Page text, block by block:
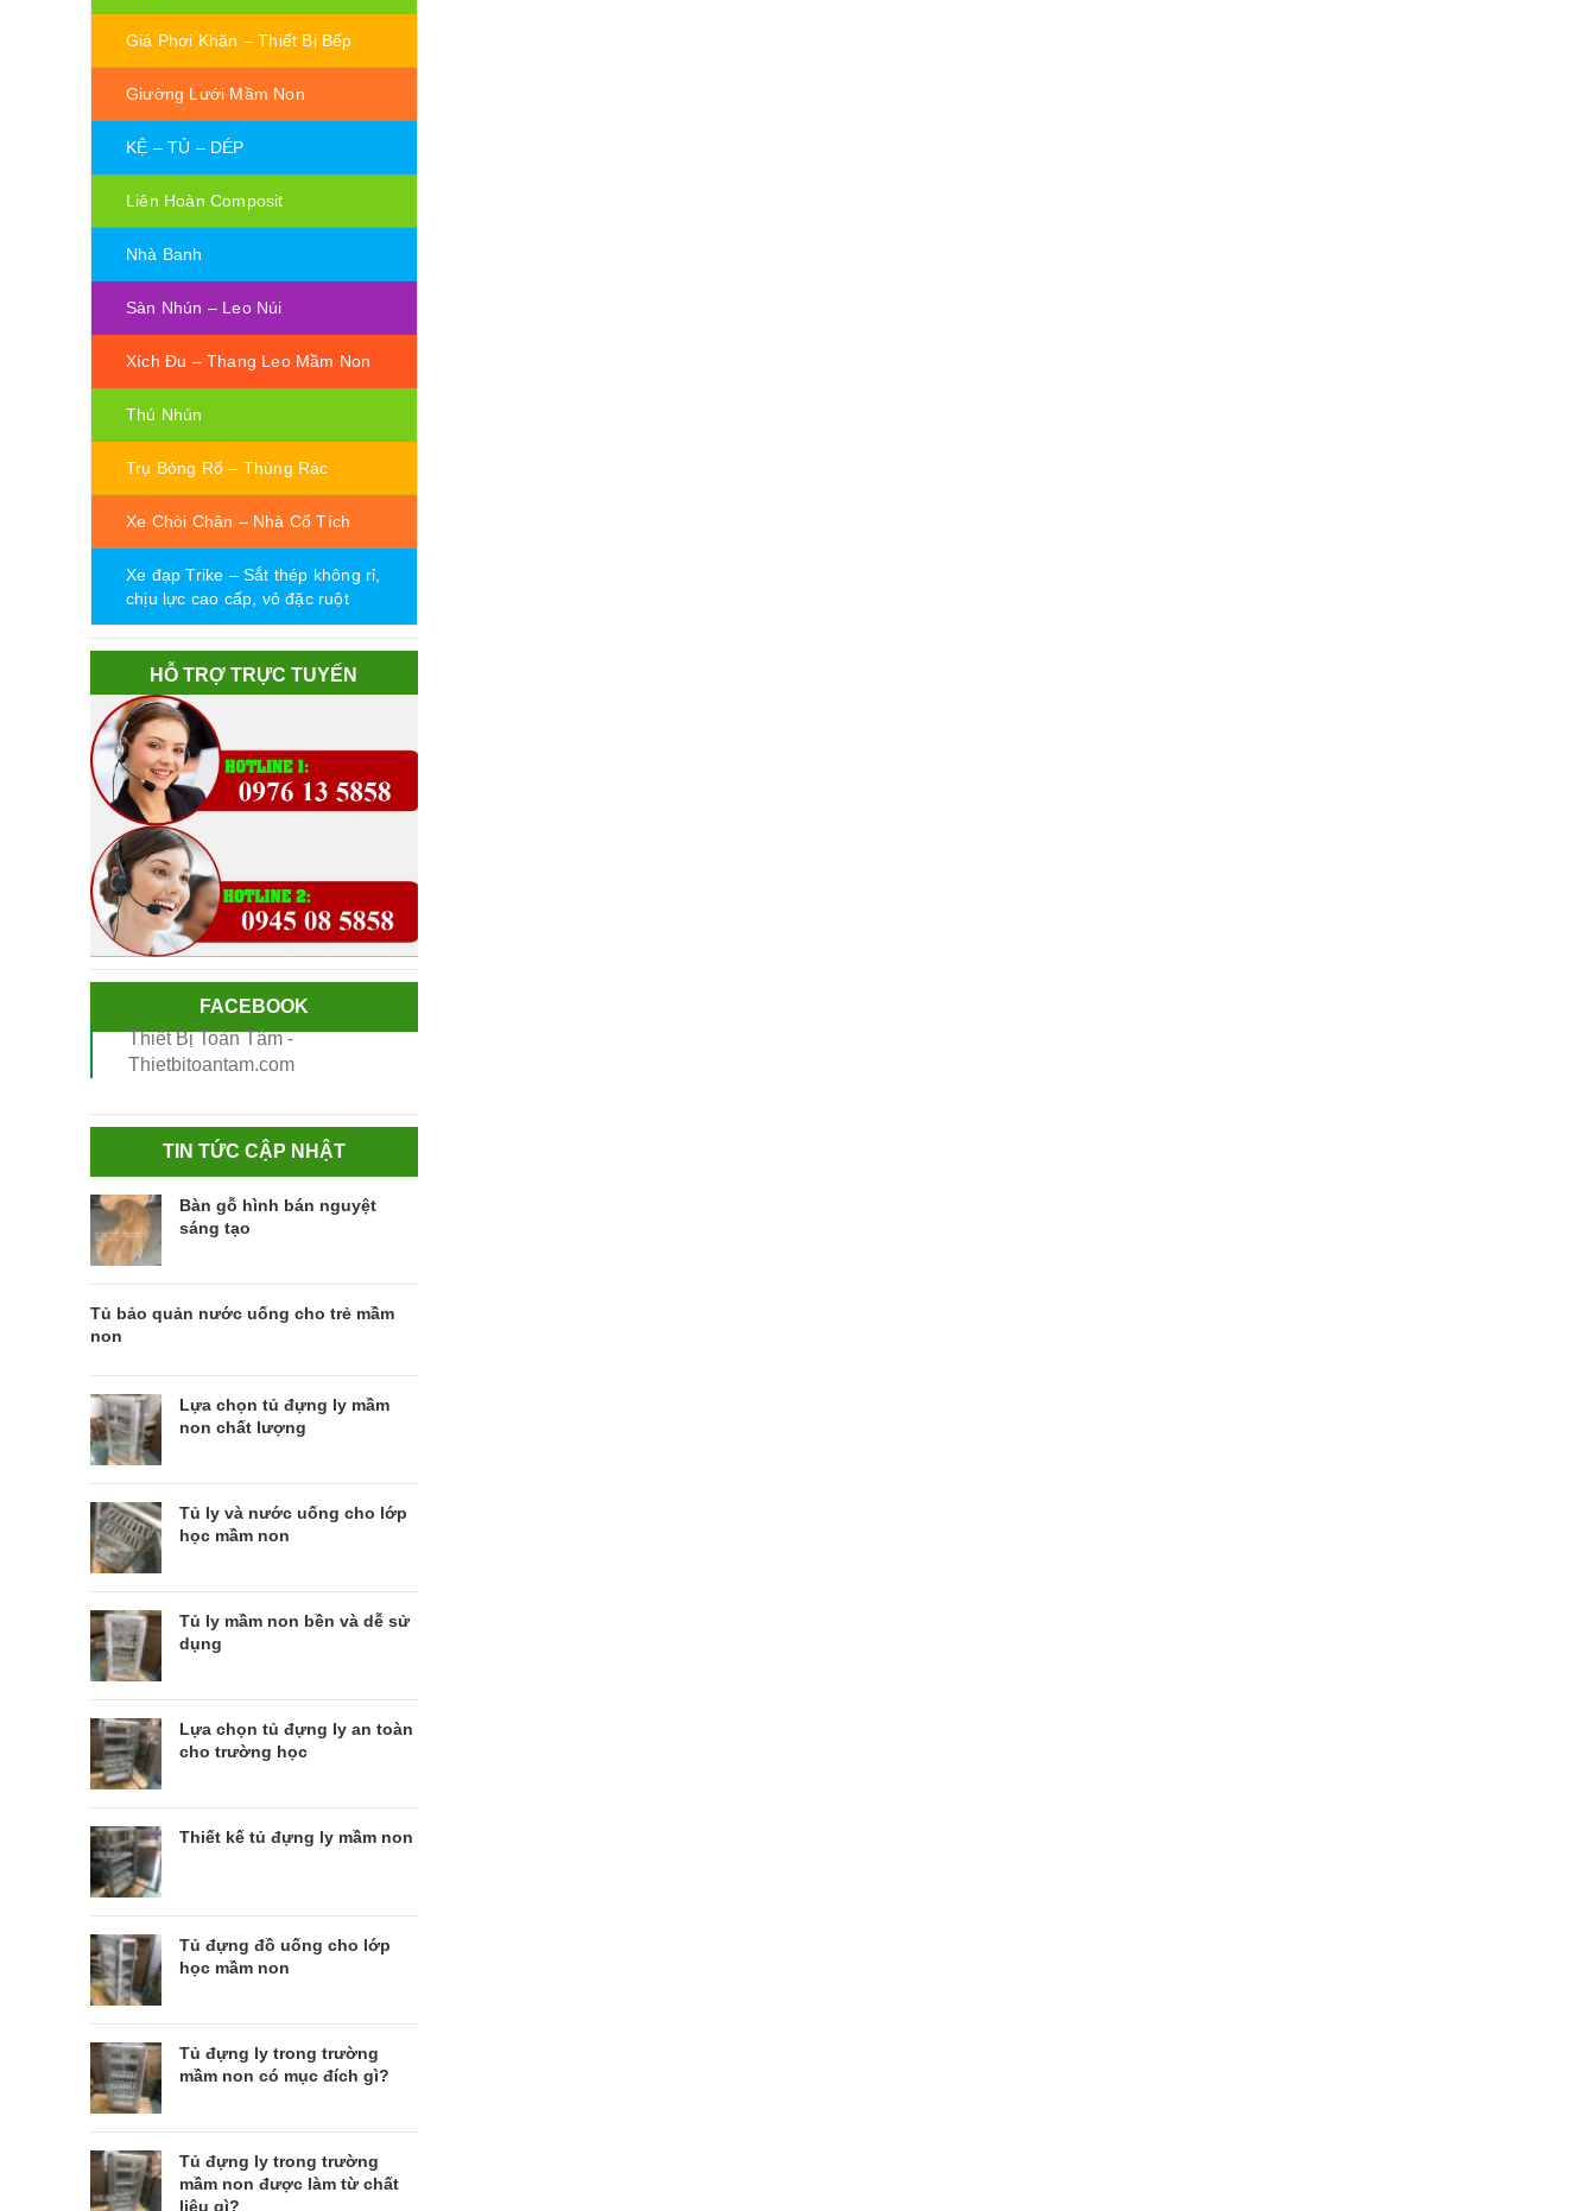
Giá Phơi Khăn – Thiết Bị Bếp
Giường Lưới Mầm Non
KỆ – TỦ – DÉP
Liên Hoàn Composit
Nhà Banh
Sàn Nhún – Leo Núi
Xích Đu – Thang Leo Mầm Non
Thú Nhún
Trụ Bóng Rổ – Thùng Rác
Xe Chòi Chân – Nhà Cổ Tích
Xe đạp Trike – Sắt thép không rỉ,
chịu lực cao cấp, vỏ đặc ruột
HỖ TRỢ TRỰC TUYẾN
FACEBOOK
Thiết Bị Toàn Tâm -
Thietbitoantam.com
TIN TỨC CẬP NHẬT
Bàn gỗ hình bán nguyệt
sáng tạo
Tủ bảo quản nước uống cho trẻ mầm
non
Lựa chọn tủ đựng ly mầm
non chất lượng
Tủ ly và nước uống cho lớp
học mầm non
Tủ ly mầm non bền và dễ sử
dụng
Lựa chọn tủ đựng ly an toàn
cho trường học
Thiết kế tủ đựng ly mầm non
Tủ đựng đồ uống cho lớp
học mầm non
Tủ đựng ly trong trường
mầm non có mục đích gì?
Tủ đựng ly trong trường
mầm non được làm từ chất
liệu gì?